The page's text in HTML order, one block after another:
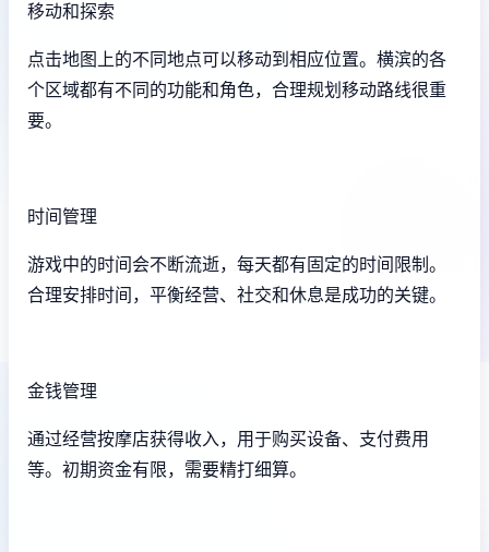
移动和探索
点击地图上的不同地点可以移动到相应位置。横滨的各
个区域都有不同的功能和角色，合理规划移动路线很重
要。
时间管理
游戏中的时间会不断流逝，每天都有固定的时间限制。
合理安排时间，平衡经营、社交和休息是成功的关键。
金钱管理
通过经营按摩店获得收入，用于购买设备、支付费用
等。初期资金有限，需要精打细算。